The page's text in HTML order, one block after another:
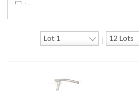
Jeu
Travaux publics
Jeu construction